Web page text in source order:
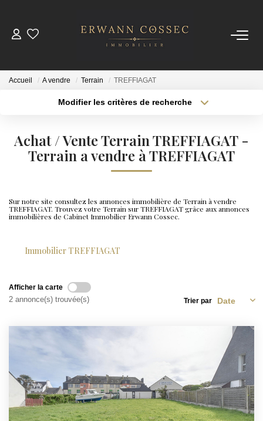
NOTRE AGENCE
Nos Actualités
CONTACT
Accueil A vendre Terrain TREFFIAGAT
Modifier les critères de recherche
Sélectionnez...
Type de bien
Surface min
Créer une alerte
Achat / Vente Terrain TREFFIAGAT -
Terrain a vendre à TREFFIAGAT
Sur notre site consultez les annonces immobilière de Terrain à vendre
TREFFIAGAT. Trouvez votre Terrain sur TREFFIAGAT grâce aux annonces
immobilières de Cabinet Immobilier Erwann Cossec.
Immobilier TREFFIAGAT
Afficher la carte
2 annonce(s) trouvée(s) Trier par